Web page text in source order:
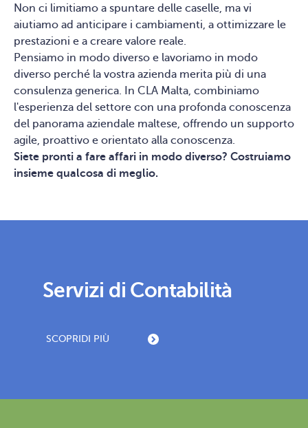
Non ci limitiamo a spuntare delle caselle, ma vi
aiutiamo ad anticipare i cambiamenti, a ottimizzare le
prestazioni e a creare valore reale.
Pensiamo in modo diverso e lavoriamo in modo
diverso perché la vostra azienda merita più di una
consulenza generica. In CLA Malta, combiniamo
l'esperienza del settore con una profonda conoscenza
del panorama aziendale maltese, offrendo un supporto
agile, proattivo e orientato alla conoscenza.
Siete pronti a fare affari in modo diverso? Costruiamo
insieme qualcosa di meglio.
Servizi di Contabilità
SCOPRI DI PIÙ